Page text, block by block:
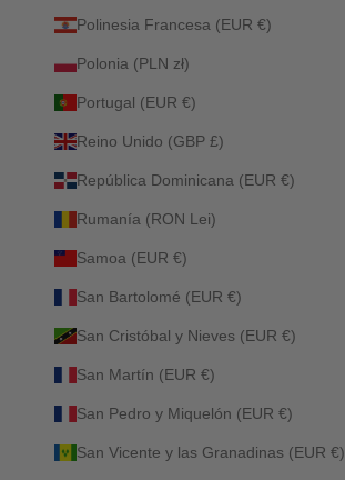
Polinesia Francesa (EUR €)
Polonia (PLN zł)
Portugal (EUR €)
Reino Unido (GBP £)
República Dominicana (EUR €)
Rumanía (RON Lei)
Samoa (EUR €)
San Bartolomé (EUR €)
San Cristóbal y Nieves (EUR €)
San Martín (EUR €)
San Pedro y Miquelón (EUR €)
San Vicente y las Granadinas (EUR €)